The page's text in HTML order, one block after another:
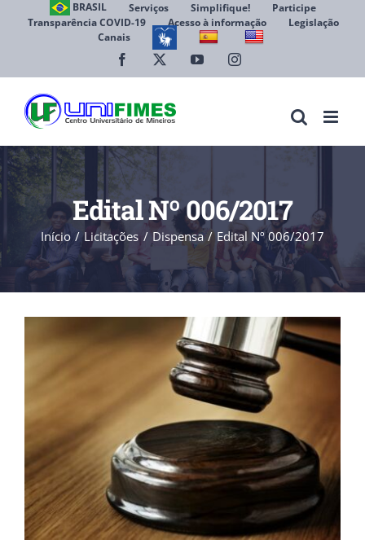
BRASIL Serviços Simplifique!
Participe
Transparência COVID-19
Acesso à informação
Legislação
Canais
Facebook YouTubeInstagram
Edital Nº 006/2017
Início Licitações Dispensa Edital Nº 006/2017
Larger
Image